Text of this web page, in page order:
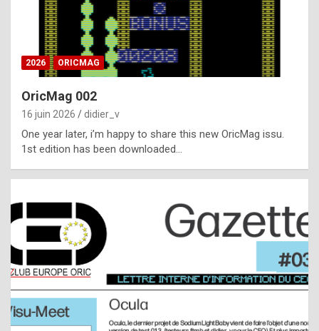
d
i
ff
i
l
t
t
s
t
a
2026 ORICMAG
OricMag 002
16 juin 2026 didier_v
One year later, i’m happy to share this new OricMag issu.
1st edition has been downloaded…